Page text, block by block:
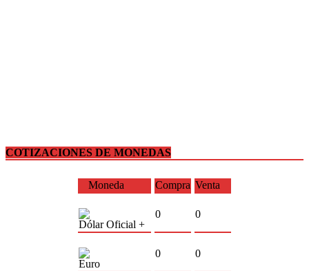
COTIZACIONES DE MONEDAS
Moneda Compra Venta
Dólar Oficial +
0 0
Euro
0 0